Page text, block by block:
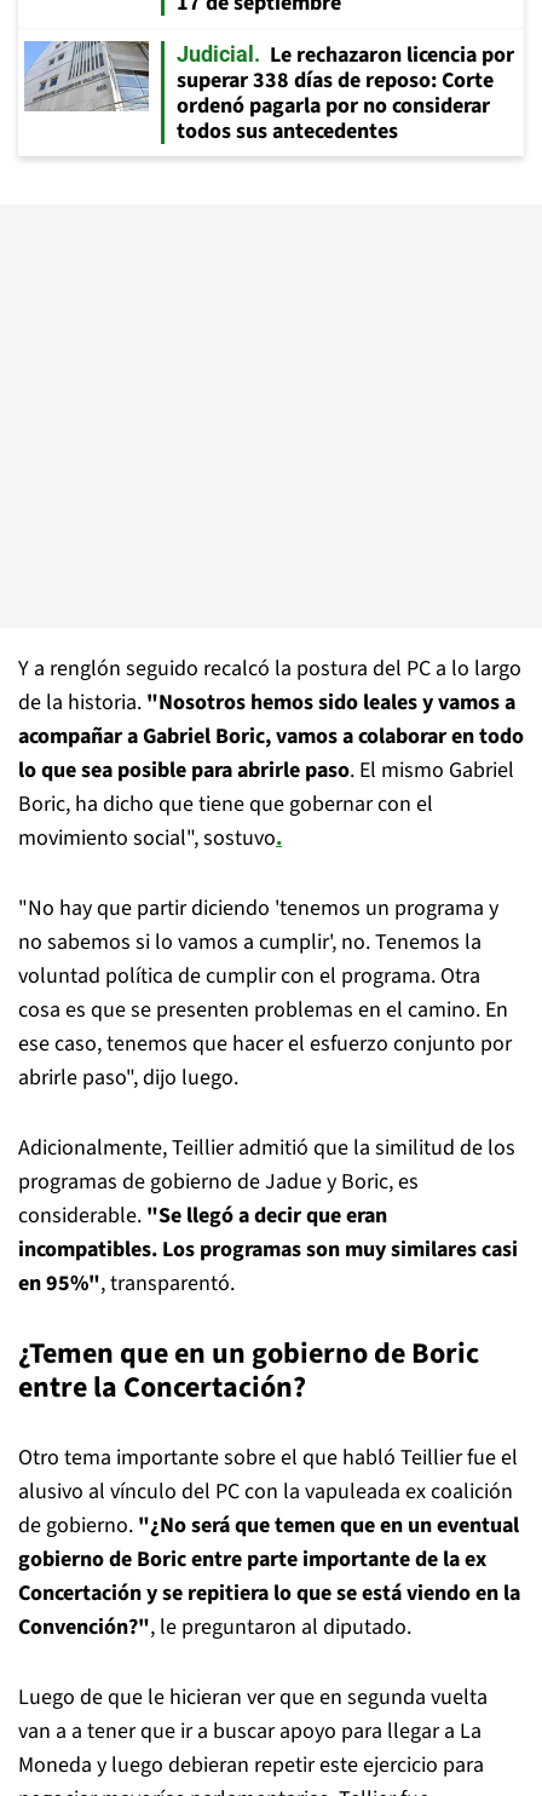
Judicial
Le rechazaron licencia por
superar 338 días de reposo: Corte
ordenó pagarla por no considerar
todos sus antecedentes
Y a renglón seguido recalcó la postura del PC a lo largo
de la historia. "Nosotros hemos sido leales y vamos a
acompañar a Gabriel Boric, vamos a colaborar en todo
lo que sea posible para abrirle paso. El mismo Gabriel
Boric, ha dicho que tiene que gobernar con el
movimiento social", sostuvo.
"No hay que partir diciendo 'tenemos un programa y
no sabemos si lo vamos a cumplir', no. Tenemos la
voluntad política de cumplir con el programa. Otra
cosa es que se presenten problemas en el camino. En
ese caso, tenemos que hacer el esfuerzo conjunto por
abrirle paso", dijo luego.
Adicionalmente, Teillier admitió que la similitud de los
programas de gobierno de Jadue y Boric, es
considerable. "Se llegó a decir que eran
incompatibles. Los programas son muy similares casi
en 95%", transparentó.
¿Temen que en un gobierno de Boric
entre la Concertación?
Otro tema importante sobre el que habló Teillier fue el
alusivo al vínculo del PC con la vapuleada ex coalición
de gobierno. "¿No será que temen que en un eventual
gobierno de Boric entre parte importante de la ex
Concertación y se repitiera lo que se está viendo en la
Convención?", le preguntaron al diputado.
Luego de que le hicieran ver que en segunda vuelta
van a a tener que ir a buscar apoyo para llegar a La
Moneda y luego debieran repetir este ejercicio para